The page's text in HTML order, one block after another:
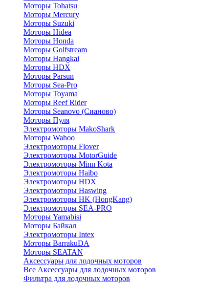
Моторы Tohatsu
Моторы Mercury
Моторы Suzuki
Моторы Hidea
Моторы Honda
Моторы Golfstream
Моторы Hangkai
Моторы HDX
Моторы Parsun
Моторы Sea-Pro
Моторы Toyama
Моторы Reef Rider
Моторы Seanovo (Сианово)
Моторы Пуля
Электромоторы MakoShark
Моторы Wahoo
Электромоторы Flover
Электромоторы MotorGuide
Электромоторы Minn Kota
Электромоторы Haibo
Электромоторы HDX
Электромоторы Haswing
Электромоторы HK (HongKang)
Электромоторы SEA-PRO
Моторы Yamabisi
Моторы Байкал
Электромоторы Intex
Моторы BarrakuDA
Моторы SEATAN
Аксессуары для лодочных моторов
Все Аксессуары для лодочных моторов
Фильтра для лодочных моторов